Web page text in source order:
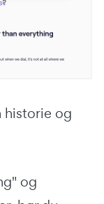
historie og
og